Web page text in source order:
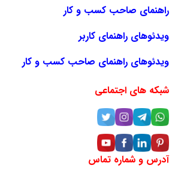
راهنمای صاحب کسب و کار
ویدئوهای راهنمای کاربر
ویدئوهای راهنمای صاحب کسب و کار
شبکه های اجتماعی
آدرس و شماره تماس